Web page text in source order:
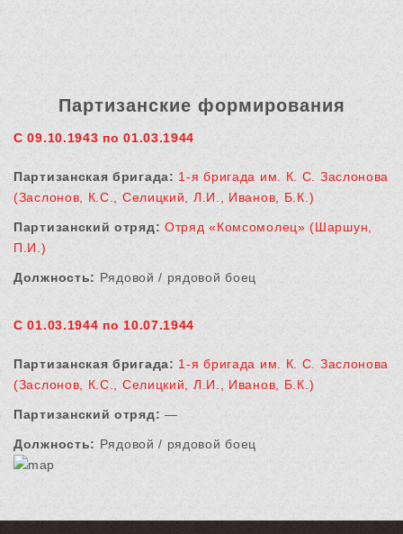
Партизанские формирования
С 09.10.1943 по 01.03.1944
Партизанская бригада: 1-я бригада им. К. С. Заслонова
(Заслонов, К.С., Селицкий, Л.И., Иванов, Б.К.)
Партизанский отряд: Отряд «Комсомолец» (Шаршун,
П.И.)
Должность: Рядовой / рядовой боец
С 01.03.1944 по 10.07.1944
Партизанская бригада: 1-я бригада им. К. С. Заслонова
(Заслонов, К.С., Селицкий, Л.И., Иванов, Б.К.)
Партизанский отряд: —
Должность: Рядовой / рядовой боец